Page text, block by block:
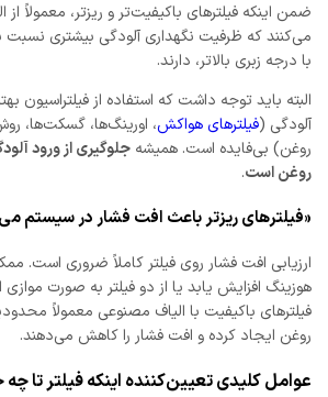
ضمن اینکه فیلترهای باکیفیت‌تر و ریزتر، معمولاً
می‌کنند که ظرفیت نگهداری آلودگی بیشتری نسبت
با درجه زبری بالاتر، دارند.
البته باید توجه داشت که استفاده از فیلتراسیون
آلودگی (فیلترهای هواکش، اورینگ‌ها، گسکت‌ها،
روغن) بی‌فایده است. همیشه جلوگیری از ورود
روغن است.
«فیلترهای ریزتر باعث افت فشار در سیستم
ارزیابی افت فشار روی فیلتر کاملاً ضروری است.
هوزینگ افزایش یابد یا از دو فیلتر به صورت موازی
فیلترهای باکیفیت با الیاف مصنوعی معمولاً
روغن ایجاد کرده و افت فشار را کاهش می‌دهند.
عوامل کلیدی تعیین‌کننده اینکه فیلتر تا چه